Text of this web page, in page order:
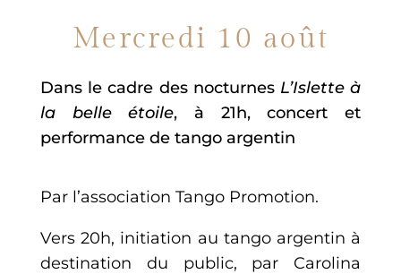
Mercredi 10 août
Dans le cadre des nocturnes L’Islette à
la belle étoile, à 21h, concert et
performance de tango argentin
Par l’association Tango Promotion.
Vers 20h, initiation au tango argentin à
destination du public, par Carolina